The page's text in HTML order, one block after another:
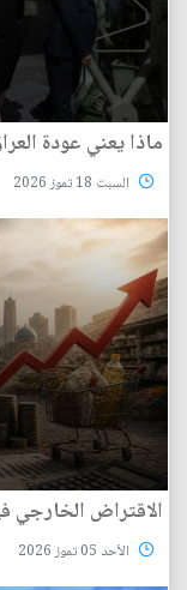
ماذا يعني عودة
السبت 18 تموز 2026
الاقتراض الخارجي
الأحد 05 تموز 2026